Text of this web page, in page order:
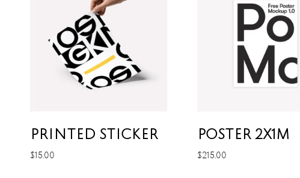
PRINTED STICKER
$15.00
POSTER 2X1M
$215.00